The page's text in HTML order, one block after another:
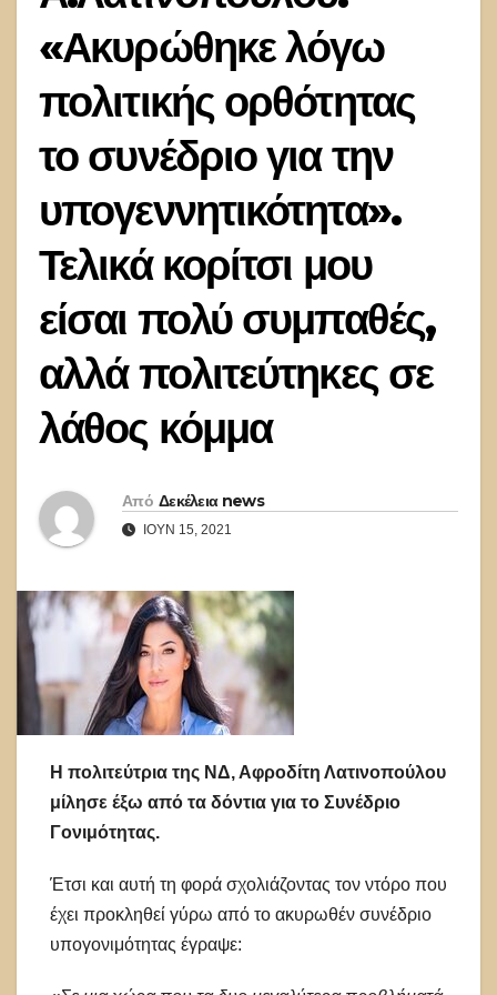
«Ακυρώθηκε λόγω
πολιτικής ορθότητας
το συνέδριο για την
υπογεννητικότητα».
Τελικά κορίτσι μου
είσαι πολύ συμπαθές,
αλλά πολιτεύτηκες σε
λάθος κόμμα
Από Δεκέλεια news
ΙΟΎΝ 15, 2021
Η πολιτεύτρια της ΝΔ, Αφροδίτη Λατινοπούλου
μίλησε έξω από τα δόντια για το Συνέδριο
Γονιμότητας.
Έτσι και αυτή τη φορά σχολιάζοντας τον ντόρο που
έχει προκληθεί γύρω από το ακυρωθέν συνέδριο
υπογονιμότητας έγραψε: